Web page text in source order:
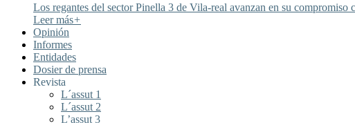
Los regantes del sector Pinella 3 de Vila-real avanzan en su compromiso
Leer más+
Opinión
Informes
Entidades
Dosier de prensa
Revista
L´assut 1
L´assut 2
L’assut 3